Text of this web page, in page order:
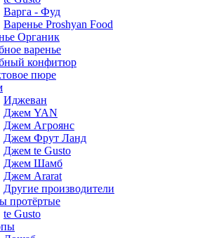
Варга - Фуд
Варенье Proshyan Food
Органик
варенье
конфитюр
пюре
Иджеван
Джем YAN
Джем Агроянс
Джем Фрут Ланд
Джем te Gusto
Джем Шамб
Джем Ararat
Другие производители
протёртые
te Gusto